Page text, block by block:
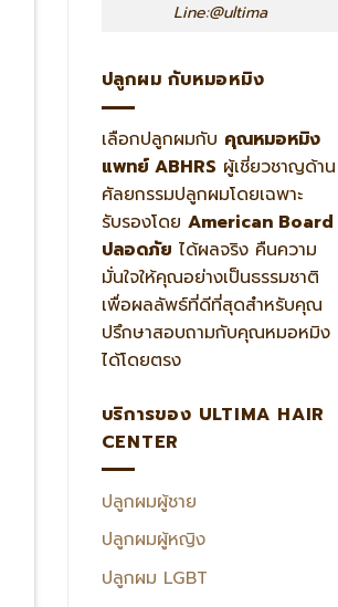
Line:@ultima
ปลูกผม กับหมอหมิง
เลือกปลูกผมกับ คุณหมอหมิง
แพทย์ ABHRS ผู้เชี่ยวชาญด้าน
ศัลยกรรมปลูกผมโดยเฉพาะ
รับรองโดย American Board
ปลอดภัย ได้ผลจริง คืนความ
มั่นใจให้คุณอย่างเป็นธรรมชาติ
เพื่อผลลัพธ์ที่ดีที่สุดสำหรับคุณ
ปรึกษาสอบถามกับคุณหมอหมิง
ได้โดยตรง
บริการของ ULTIMA HAIR
CENTER
ปลูกผมผู้ชาย
ปลูกผมผู้หญิง
ปลูกผม LGBT